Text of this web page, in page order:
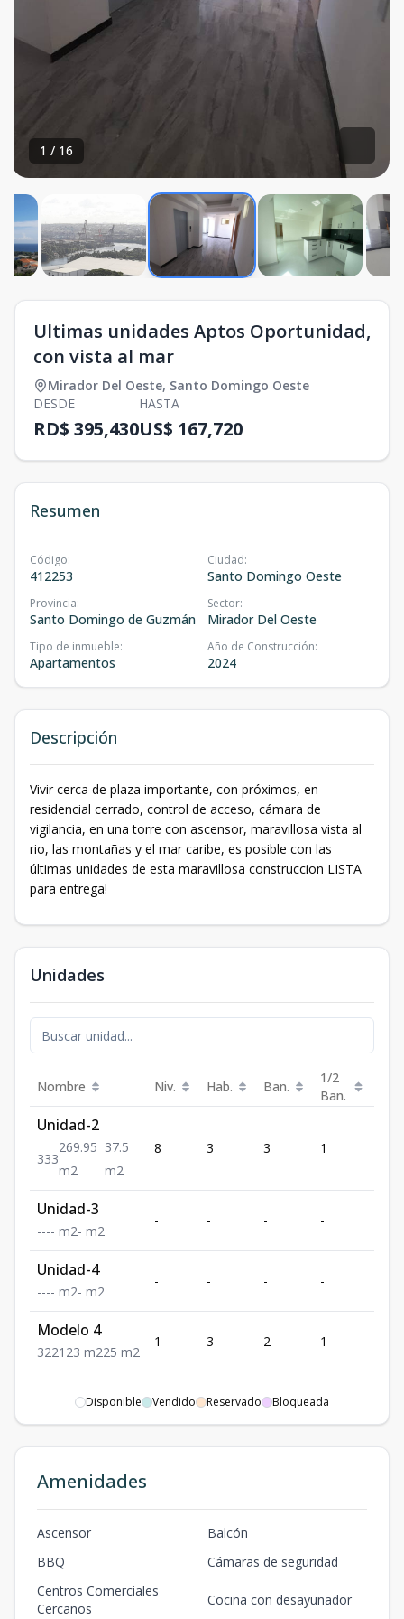
1 / 16
Ultimas unidades Aptos Oportunidad,
con vista al mar
Mirador Del Oeste, Santo Domingo Oeste
DESDE
RD$ 395,430
HASTA
US$ 167,720
Resumen
Código:
412253
Ciudad:
Santo Domingo Oeste
Provincia:
Santo Domingo de Guzmán
Sector:
Mirador Del Oeste
Tipo de inmueble:
Apartamentos
Año de Construcción:
2024
Descripción
Vivir cerca de plaza importante, con próximos, en
residencial cerrado, control de acceso, cámara de
vigilancia, en una torre con ascensor, maravillosa vista al
rio, las montañas y el mar caribe, es posible con las
últimas unidades de esta maravillosa construccion LISTA
para entrega!
Unidades
Nombre Niv. Hab. Ban.
1/2
Ban.
Unidad-2
333
269.95
m2
37.5
m2
8 3 3 1
Unidad-3
---- m2- m2
- - - -
Unidad-4
---- m2- m2
- - - -
Modelo 4
322123 m225 m2
1 3 2 1
Disponible Vendido Reservado Bloqueada
Amenidades
Ascensor
Balcón
BBQ
Cámaras de seguridad
Centros Comerciales
Cercanos
Cocina con desayunador